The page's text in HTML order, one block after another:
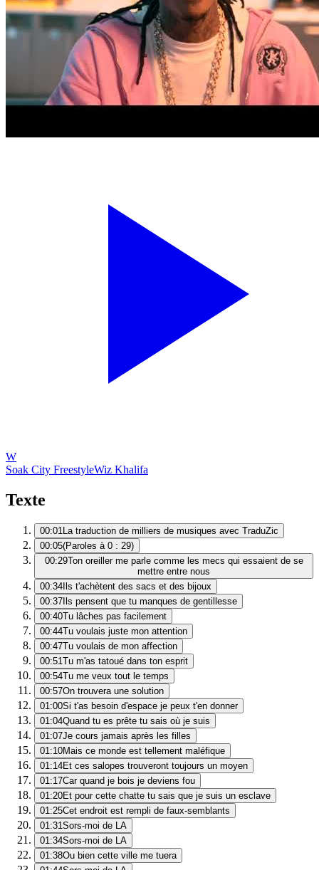
W
Soak City FreestyleWiz Khalifa
Texte
00:01La traduction de milliers de musiques avec TraduZic
00:05(Paroles à 0 : 29)
00:29Ton oreiller me parle comme les mecs qui essaient de se
mettre entre nous
00:34 Ils t'achètent des sacs et des bijoux
00:37 Ils pensent que tu manques de gentillesse
00:40Tu lâches pas facilement
00:44Tu voulais juste mon attention
00:47Tu voulais de mon affection
00:51Tu m'as tatoué dans ton esprit
00:54Tu me veux tout le temps
00:57On trouvera une solution
01:00Si t'as besoin d'espace je peux t'en donner
01:04Quand tu es prête tu sais où je suis
01:07Je cours jamais après les filles
01:10Mais ce monde est tellement maléfique
01:14Et ces salopes trouveront toujours un moyen
01:17Car quand je bois je deviens fou
01:20Et pour cette chatte tu sais que je suis un esclave
01:25Cet endroit est rempli de faux-semblants
01:31Sors-moi de LA
01:34Sors-moi de LA
01:38Ou bien cette ville me tuera